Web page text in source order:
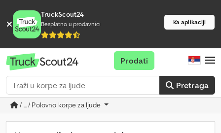
TruckScout24
Besplatno u prodavnici Ka aplikaciji
Pretraga
Prodati
/ ... / Polovno korpe za ljude